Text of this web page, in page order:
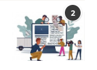
2